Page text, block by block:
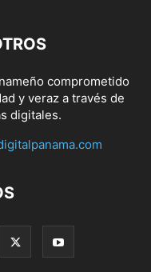
comprometido
y veraz a través de
digitales.